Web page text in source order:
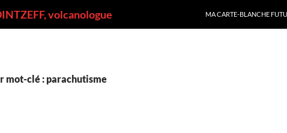
volcanologue
MA CARTE-BLANCHE
mot-clé : parachutisme